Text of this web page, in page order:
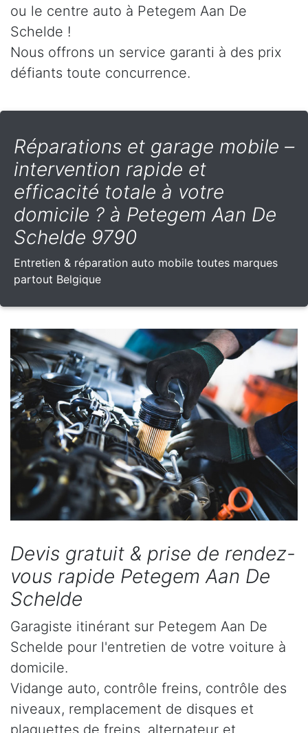
ou le centre auto à Petegem Aan De
Schelde !
Nous offrons un service garanti à des prix
défiants toute concurrence.
Réparations et garage mobile –
intervention rapide et
efficacité totale à votre
domicile ? à Petegem Aan De
Schelde 9790
Entretien & réparation auto mobile toutes marques
partout Belgique
Devis gratuit & prise de rendez-
vous rapide Petegem Aan De
Schelde
Garagiste itinérant sur Petegem Aan De
Schelde pour l'entretien de votre voiture à
domicile.
Vidange auto, contrôle freins, contrôle des
niveaux, remplacement de disques et
plaquettes de freins, alternateur et